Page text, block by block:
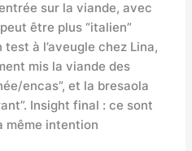
sur la viande, avec
être plus “italien”
à l’aveugle chez Lina,
mis la viande des
encas”, et la bresaola
Insight final : ce sont
même intention